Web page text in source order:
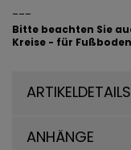
Bitte beachten Sie
Kreise - für
ARTIKELDETAILS
ANHÄNGE